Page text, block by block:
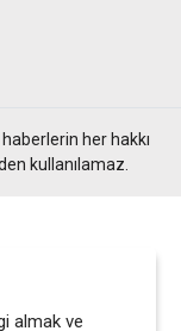
her hakkı
kullanılamaz.
almak ve